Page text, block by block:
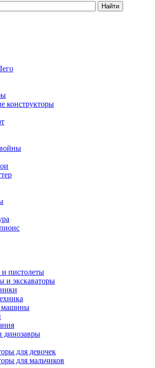
конструкторы
пистолеты
и экскаваторы
машины
динозавры
для девочек
для мальчиков